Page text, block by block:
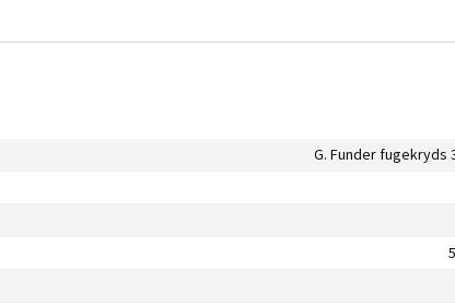
G. Funder fugekryds